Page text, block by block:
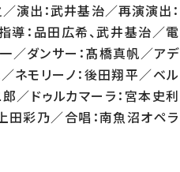
演出：武井基治／再演演出：
導：品田広希、武井基治／電
／ダンサー：髙橋真帆／アデ
ネモリーノ：後田翔平／ベル
／ドゥルカマーラ：宮本史利
田彩乃／合唱：南魚沼オペラ